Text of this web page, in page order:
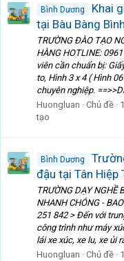
Bình Dương
Khai
tại Bàu Bàng
TRƯỜNG ĐÀO TẠO
HÀNG HOTLINE:
viên cần chuẩn bị:
to, Hình 3 x 4 ( Hình
chuyên nghiệp.
Huongluan
Chủ đề
tạo
Bình Dương
đậu tại Tân Hiệp
TRƯỜNG DẠY NGHỀ
NHANH CHÓNG -
251 842 > Đến với
công trình như máy
lái xe xúc, xe lu, xe ủi
Huongluan
Chủ đề